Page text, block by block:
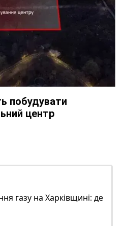
побудувати
центр
газу на Харківщині: де